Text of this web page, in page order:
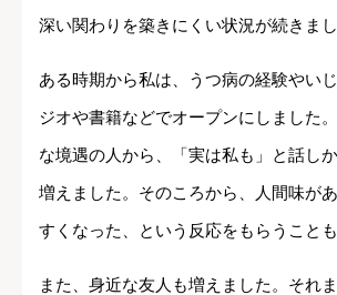
深い関わりを築きにくい状況が続きまし
ある時期から私は、うつ病の経験やい
ジオや書籍などでオープンにしました
な境遇の人から、「実は私も」と話し
増えました。そのころから、人間味が
すくなった、という反応をもらうことも
また、身近な友人も増えました。それ